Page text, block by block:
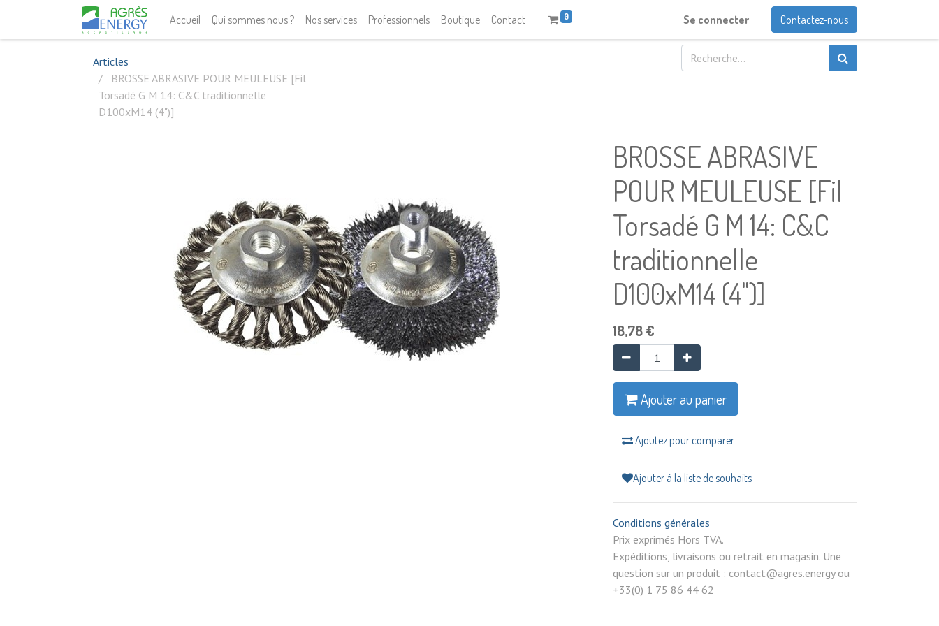
Accueil Qui sommes nous ? Nos services Professionnels Boutique Contact 0 Se connecter Contactez-nous
Articles
BROSSE ABRASIVE POUR MEULEUSE [Fil
Torsadé G M 14: C&C traditionnelle
D100xM14 (4")]
BROSSE ABRASIVE
POUR MEULEUSE [Fil
Torsadé G M 14: C&C
traditionnelle
D100xM14 (4")]
18,78€
Ajouter au panier
Ajoutez pour comparer
Ajouter à la liste de souhaits
Conditions générales
Prix exprimés Hors TVA.
Expéditions, livraisons ou retrait en magasin. Une
question sur un produit : contact@agres.energy ou
+33(0) 1 75 86 44 62